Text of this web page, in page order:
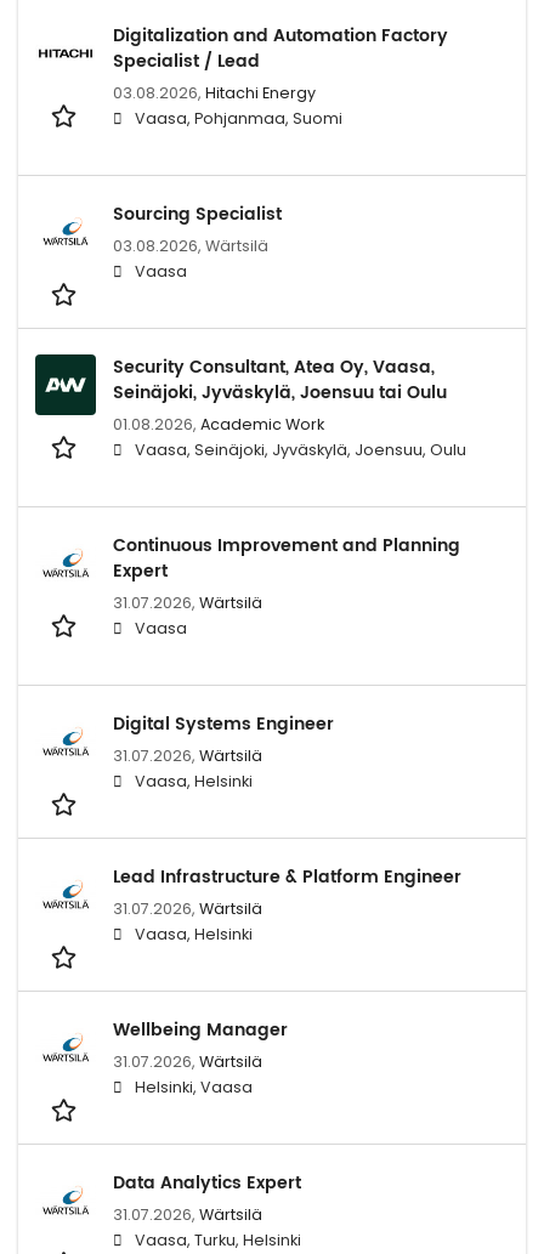
Digitalization and Automation Factory
Specialist / Lead
03.08.2026, Hitachi Energy
Vaasa, Pohjanmaa, Suomi
Sourcing Specialist
03.08.2026, Wärtsilä
Vaasa
Security Consultant, Atea Oy, Vaasa,
Seinäjoki, Jyväskylä, Joensuu tai Oulu
01.08.2026, Academic Work
Vaasa, Seinäjoki, Jyväskylä, Joensuu, Oulu
Continuous Improvement and Planning
Expert
31.07.2026, Wärtsilä
Vaasa
Digital Systems Engineer
31.07.2026, Wärtsilä
Vaasa, Helsinki
Lead Infrastructure & Platform Engineer
31.07.2026, Wärtsilä
Vaasa, Helsinki
Wellbeing Manager
31.07.2026, Wärtsilä
Helsinki, Vaasa
Data Analytics Expert
31.07.2026, Wärtsilä
Vaasa, Turku, Helsinki